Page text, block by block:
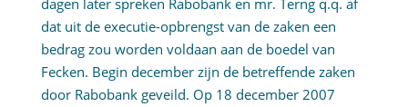
dagen later spreken Rabobank en mr. Terng q.q. af
dat uit de executie-opbrengst van de zaken een
bedrag zou worden voldaan aan de boedel van
Fecken. Begin december zijn de betreffende zaken
door Rabobank geveild. Op 18 december 2007